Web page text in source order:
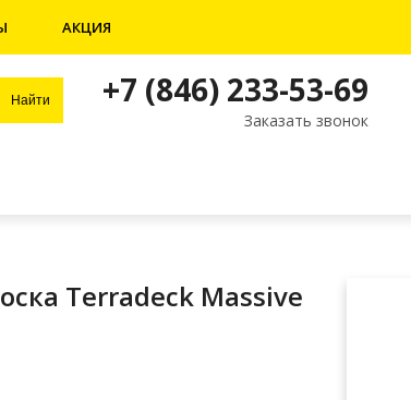
АКЦИЯ
+7 (846) 233-53-69
Заказать звонок
Terradeck Massive